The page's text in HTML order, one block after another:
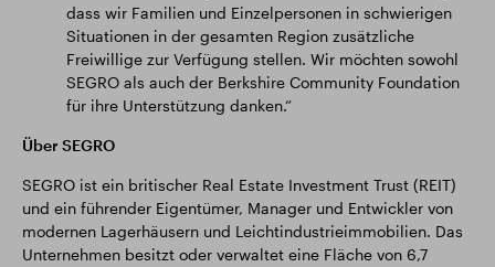
dass wir Familien und Einzelpersonen in schwierigen
Situationen in der gesamten Region zusätzliche
Freiwillige zur Verfügung stellen. Wir möchten sowohl
SEGRO als auch der Berkshire Community Foundation
für ihre Unterstützung danken.“
Über SEGRO
SEGRO ist ein britischer Real Estate Investment Trust (REIT)
und ein führender Eigentümer, Manager und Entwickler von
modernen Lagerhäusern und Leichtindustrieimmobilien. Das
Unternehmen besitzt oder verwaltet eine Fläche von 6,7